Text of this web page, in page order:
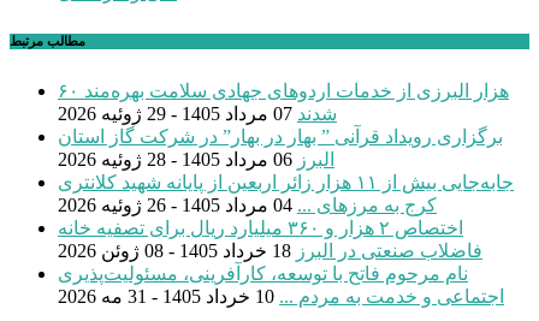
مطالب مرتبط
۶۰ هزار البرزی از خدمات اردوهای جهادی سلامت بهره‌مند
شدند 07 مرداد 1405 - 29 ژوئیه 2026
برگزاری رویداد قرآنی ” بهار در بهار” در شرکت گاز استان
البرز 06 مرداد 1405 - 28 ژوئیه 2026
جابه‌جایی بیش از ۱۱ هزار زائر اربعین از پایانه شهید کلانتری
کرج به مرزهای ... 04 مرداد 1405 - 26 ژوئیه 2026
اختصاص ۲ هزار و ۳۶۰ میلیارد ریال برای تصفیه خانه
فاضلاب صنعتی در البرز 18 خرداد 1405 - 08 ژوئن 2026
نام مرحوم فاتح با توسعه، کارآفرینی، مسئولیت‌پذیری
اجتماعی و خدمت به مردم ... 10 خرداد 1405 - 31 مه 2026